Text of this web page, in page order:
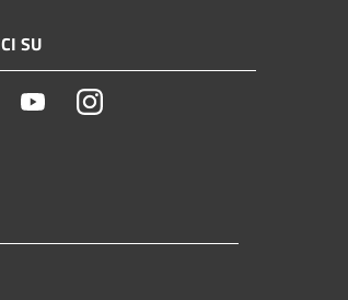
SU
Facebook YoutubeInstagram